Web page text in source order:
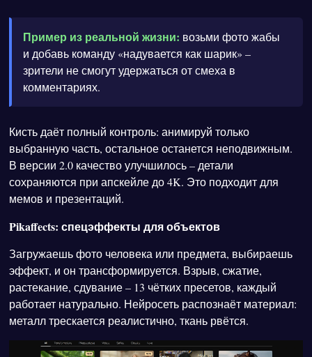
Пример из реальной жизни: возьми фото жабы
и добавь команду «надувается как шарик» –
зрители не смогут удержаться от смеха в
комментариях.
Кисть даёт полный контроль: анимируй только
выбранную часть, остальное останется неподвижным.
В версии 2.0 качество улучшилось – детали
сохраняются при апскейле до 4K. Это подходит для
мемов и презентаций.
Pikaffects: спецэффекты для объектов
Загружаешь фото человека или предмета, выбираешь
эффект, и он трансформируется. Взрыв, сжатие,
растекание, сдувание – 13 чётких пресетов, каждый
работает натурально. Нейросеть распознаёт материал:
металл трескается реалистично, ткань рвётся.